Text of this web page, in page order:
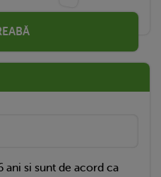
ani si sunt de acord ca